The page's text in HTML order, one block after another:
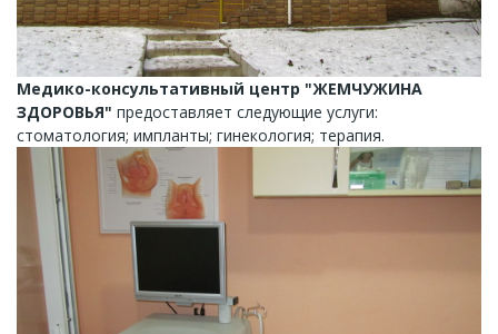
Медико-консультативный центр "ЖЕМЧУЖИНА
ЗДОРОВЬЯ" предоставляет следующие услуги:
стоматология; импланты; гинекология; терапия.